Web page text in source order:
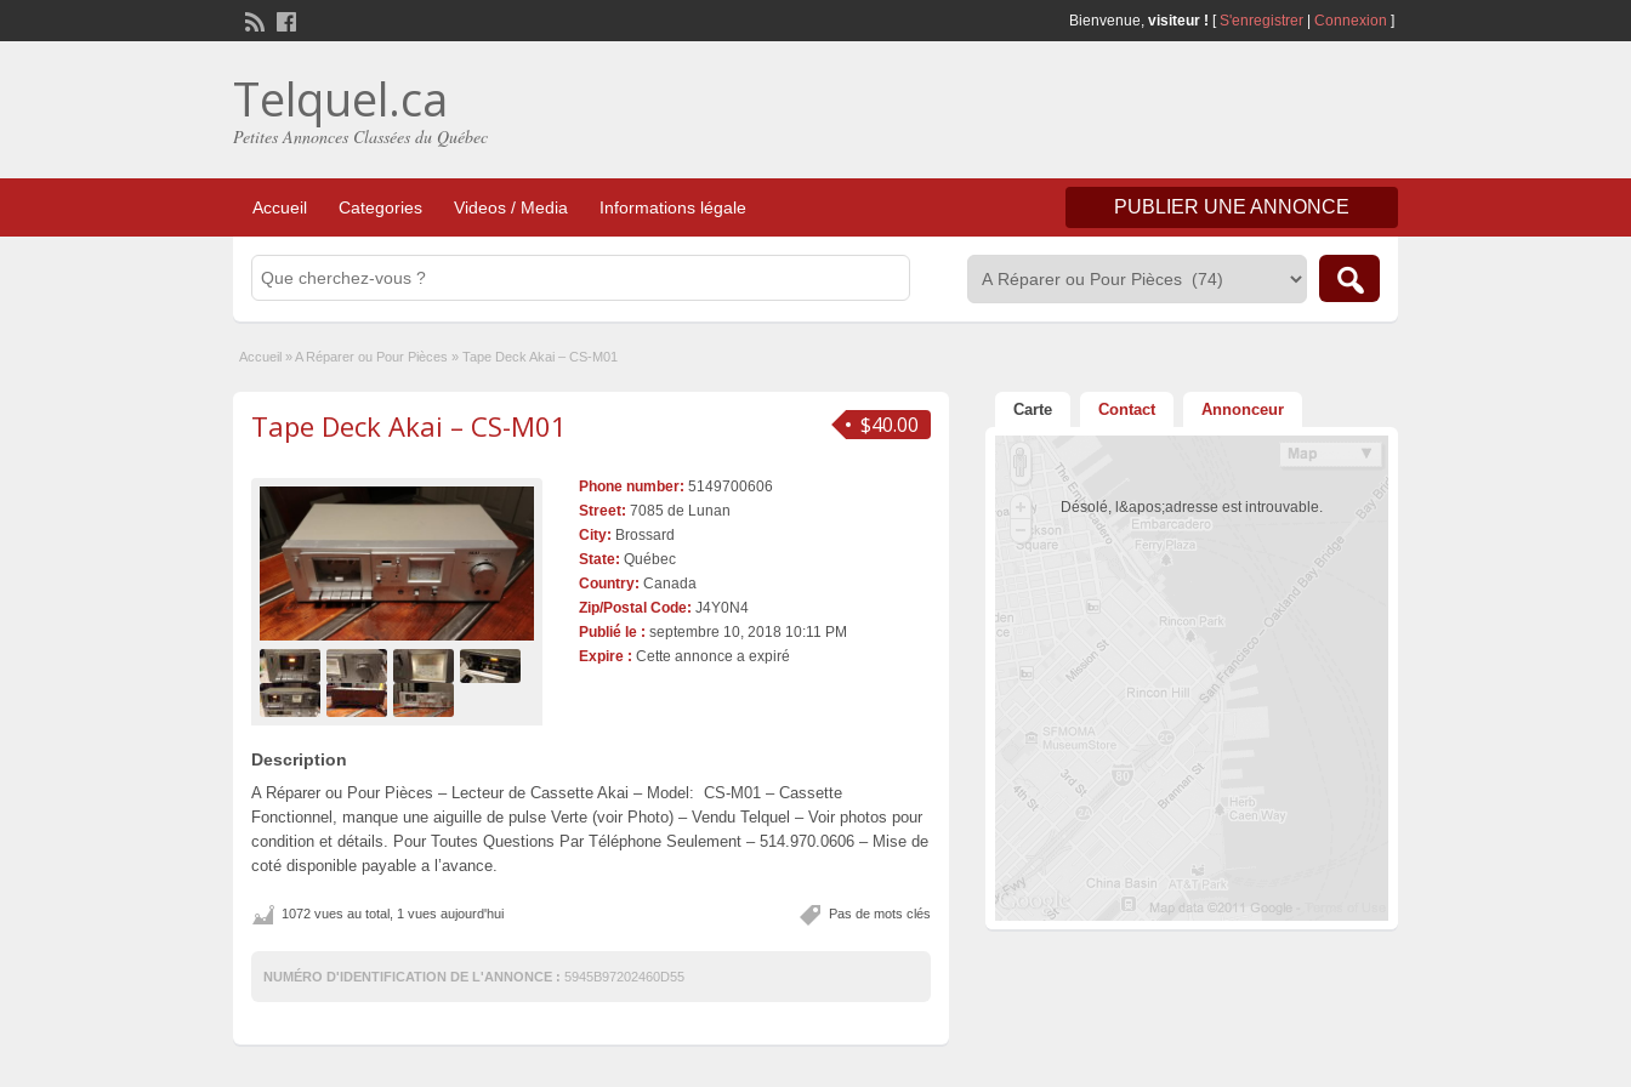
Bienvenue, visiteur ! [S'enregistrer Connexion ]
Telquel.ca
Petites Annonces Classées du Québec
Accueil Categories Videos / Media Informations légale PUBLIER UNE ANNONCE
Accueil »A Réparer ou Pour Pièces » Tape Deck Akai – CS-M01
$40.00
Tape Deck Akai – CS-M01
Phone number: 5149700606
Street: 7085 de Lunan
City: Brossard
State: Québec
Country: Canada
Zip/Postal Code: J4Y0N4
Publié le : septembre 10, 2018 10:11 PM
Expire : Cette annonce a expiré
Description
A Réparer ou Pour Pièces – Lecteur de Cassette Akai – Model: CS-M01 – Cassette
Fonctionnel, manque une aiguille de pulse Verte (voir Photo) – Vendu Telquel – Voir photos pour
condition et détails. Pour Toutes Questions Par Téléphone Seulement – 514.970.0606 – Mise de
coté disponible payable a l’avance.
Pas de mots clés
1072 vues au total, 1 vues aujourd'hui
NUMÉRO D'IDENTIFICATION DE L'ANNONCE : 5945B97202460D55
Carte Contact Annonceur
Désolé, l&apos;adresse est introuvable.